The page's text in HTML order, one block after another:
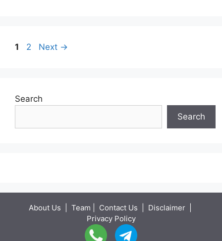
Page
1 Page
2 Next →
Search
Search
About Us Team Contact Us Disclaimer
Privacy Policy